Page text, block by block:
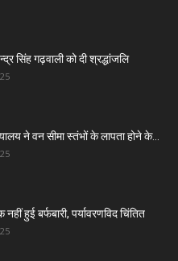
सिंह गढ़वाली को दी श्रद्धांजलि
ने वन सीमा स्तंभों के लापता होने के...
हुई बर्फबारी, पर्यावरणविद चिंतित